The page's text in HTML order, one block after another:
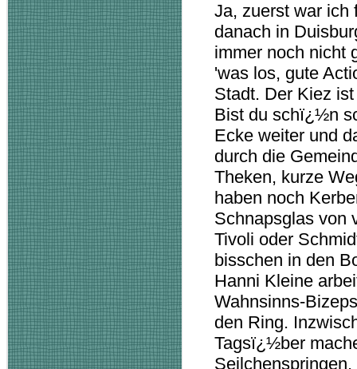
Ja, zuerst war
danach in
immer noch nicht
'was los, gute
Stadt. Der Kiez
Bist du schï¿½n
Ecke weiter und
durch die
Theken, kurze
haben noch
Schnapsglas von
Tivoli oder
bisschen in den
Hanni Kleine
Wahnsinns-
den Ring.
Tagsï¿½ber